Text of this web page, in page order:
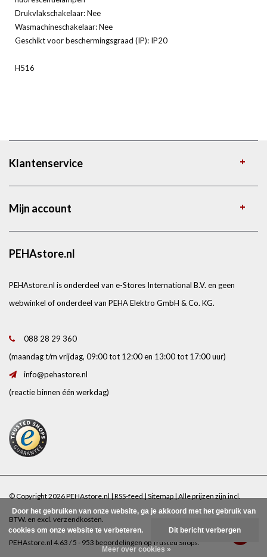
Drukvlakschakelaar: Nee
Wasmachineschakelaar: Nee
Geschikt voor beschermingsgraad (IP): IP20
H516
Klantenservice
Mijn account
PEHAstore.nl
PEHAstore.nl is onderdeel van e-Stores International B.V. en geen
webwinkel of onderdeel van PEHA Elektro GmbH & Co. KG.
088 28 29 360
(maandag t/m vrijdag, 09:00 tot 12:00 en 13:00 tot 17:00 uur)
info@pehastore.nl
(reactie binnen één werkdag)
© Copyright 2026 PEHAstore.nl | RSS-feed | Sitemap | Alle prijzen zijn incl.
BTW. en excl. verzendkosten
PEHAstore.nl 4.63 /5 - 953 beoordelingen op Trusted Shops
Door het gebruiken van onze website, ga je akkoord met het gebruik van
cookies om onze website te verbeteren. Dit bericht verbergen
Meer over cookies »